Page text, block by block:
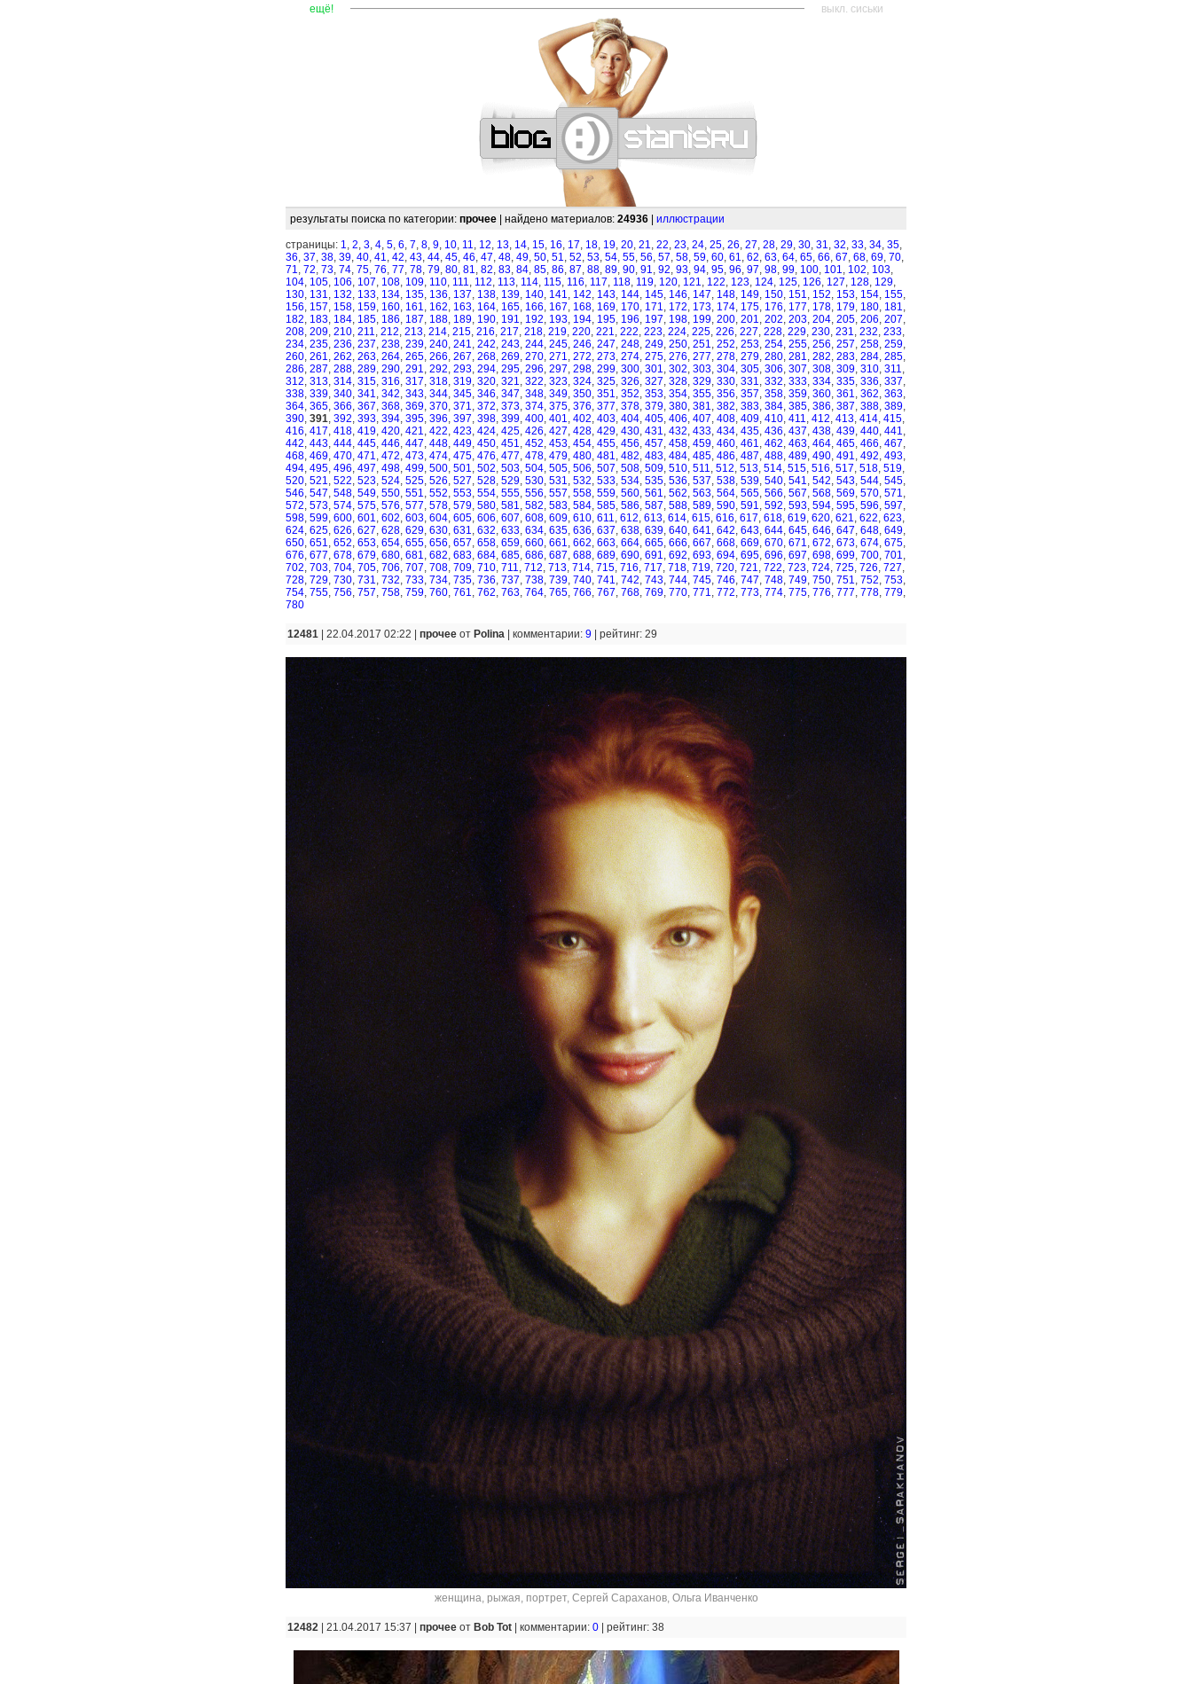
ещё! ———————————————————————————————— выкл. сиськи
результаты поиска по категории: прочее | найдено материалов: 24936 иллюстрации
страницы: 1, 2, 3, 4, 5, 6, 7, 8, 9, 10, 11, 12, 13, 14, 15, 16, 17, 18, 19, 20, 21, 22, 23, 24, 25, 26, 27, 28, 29, 30, 31, 32, 33, 34, 35,
36, 37, 38, 39, 40, 41, 42, 43, 44, 45, 46, 47, 48, 49, 50, 51, 52, 53, 54, 55, 56, 57, 58, 59, 60, 61, 62, 63, 64, 65, 66, 67, 68, 69, 70,
71, 72, 73, 74, 75, 76, 77, 78, 79, 80, 81, 82, 83, 84, 85, 86, 87, 88, 89, 90, 91, 92, 93, 94, 95, 96, 97, 98, 99, 100, 101, 102, 103,
104, 105, 106, 107, 108, 109, 110, 111, 112, 113, 114, 115, 116, 117, 118, 119, 120, 121, 122, 123, 124, 125, 126, 127, 128, 129,
130, 131, 132, 133, 134, 135, 136, 137, 138, 139, 140, 141, 142, 143, 144, 145, 146, 147, 148, 149, 150, 151, 152, 153, 154, 155,
156, 157, 158, 159, 160, 161, 162, 163, 164, 165, 166, 167, 168, 169, 170, 171, 172, 173, 174, 175, 176, 177, 178, 179, 180, 181,
182, 183, 184, 185, 186, 187, 188, 189, 190, 191, 192, 193, 194, 195, 196, 197, 198, 199, 200, 201, 202, 203, 204, 205, 206, 207,
208, 209, 210, 211, 212, 213, 214, 215, 216, 217, 218, 219, 220, 221, 222, 223, 224, 225, 226, 227, 228, 229, 230, 231, 232, 233,
234, 235, 236, 237, 238, 239, 240, 241, 242, 243, 244, 245, 246, 247, 248, 249, 250, 251, 252, 253, 254, 255, 256, 257, 258, 259,
260, 261, 262, 263, 264, 265, 266, 267, 268, 269, 270, 271, 272, 273, 274, 275, 276, 277, 278, 279, 280, 281, 282, 283, 284, 285,
286, 287, 288, 289, 290, 291, 292, 293, 294, 295, 296, 297, 298, 299, 300, 301, 302, 303, 304, 305, 306, 307, 308, 309, 310, 311,
312, 313, 314, 315, 316, 317, 318, 319, 320, 321, 322, 323, 324, 325, 326, 327, 328, 329, 330, 331, 332, 333, 334, 335, 336, 337,
338, 339, 340, 341, 342, 343, 344, 345, 346, 347, 348, 349, 350, 351, 352, 353, 354, 355, 356, 357, 358, 359, 360, 361, 362, 363,
364, 365, 366, 367, 368, 369, 370, 371, 372, 373, 374, 375, 376, 377, 378, 379, 380, 381, 382, 383, 384, 385, 386, 387, 388, 389,
390, 391, 392, 393, 394, 395, 396, 397, 398, 399, 400, 401, 402, 403, 404, 405, 406, 407, 408, 409, 410, 411, 412, 413, 414, 415,
416, 417, 418, 419, 420, 421, 422, 423, 424, 425, 426, 427, 428, 429, 430, 431, 432, 433, 434, 435, 436, 437, 438, 439, 440, 441,
442, 443, 444, 445, 446, 447, 448, 449, 450, 451, 452, 453, 454, 455, 456, 457, 458, 459, 460, 461, 462, 463, 464, 465, 466, 467,
468, 469, 470, 471, 472, 473, 474, 475, 476, 477, 478, 479, 480, 481, 482, 483, 484, 485, 486, 487, 488, 489, 490, 491, 492, 493,
494, 495, 496, 497, 498, 499, 500, 501, 502, 503, 504, 505, 506, 507, 508, 509, 510, 511, 512, 513, 514, 515, 516, 517, 518, 519,
520, 521, 522, 523, 524, 525, 526, 527, 528, 529, 530, 531, 532, 533, 534, 535, 536, 537, 538, 539, 540, 541, 542, 543, 544, 545,
546, 547, 548, 549, 550, 551, 552, 553, 554, 555, 556, 557, 558, 559, 560, 561, 562, 563, 564, 565, 566, 567, 568, 569, 570, 571,
572, 573, 574, 575, 576, 577, 578, 579, 580, 581, 582, 583, 584, 585, 586, 587, 588, 589, 590, 591, 592, 593, 594, 595, 596, 597,
598, 599, 600, 601, 602, 603, 604, 605, 606, 607, 608, 609, 610, 611, 612, 613, 614, 615, 616, 617, 618, 619, 620, 621, 622, 623,
624, 625, 626, 627, 628, 629, 630, 631, 632, 633, 634, 635, 636, 637, 638, 639, 640, 641, 642, 643, 644, 645, 646, 647, 648, 649,
650, 651, 652, 653, 654, 655, 656, 657, 658, 659, 660, 661, 662, 663, 664, 665, 666, 667, 668, 669, 670, 671, 672, 673, 674, 675,
676, 677, 678, 679, 680, 681, 682, 683, 684, 685, 686, 687, 688, 689, 690, 691, 692, 693, 694, 695, 696, 697, 698, 699, 700, 701,
702, 703, 704, 705, 706, 707, 708, 709, 710, 711, 712, 713, 714, 715, 716, 717, 718, 719, 720, 721, 722, 723, 724, 725, 726, 727,
728, 729, 730, 731, 732, 733, 734, 735, 736, 737, 738, 739, 740, 741, 742, 743, 744, 745, 746, 747, 748, 749, 750, 751, 752, 753,
754, 755, 756, 757, 758, 759, 760, 761, 762, 763, 764, 765, 766, 767, 768, 769, 770, 771, 772, 773, 774, 775, 776, 777, 778, 779,
780
12481 | 22.04.2017 02:22 | прочее от Polina комментарии: 9 рейтинг: 29
женщина, рыжая, портрет, Сергей Сараханов, Ольга Иванченко
12482 | 21.04.2017 15:37 | прочее от Bob Tot комментарии: 0 рейтинг: 38